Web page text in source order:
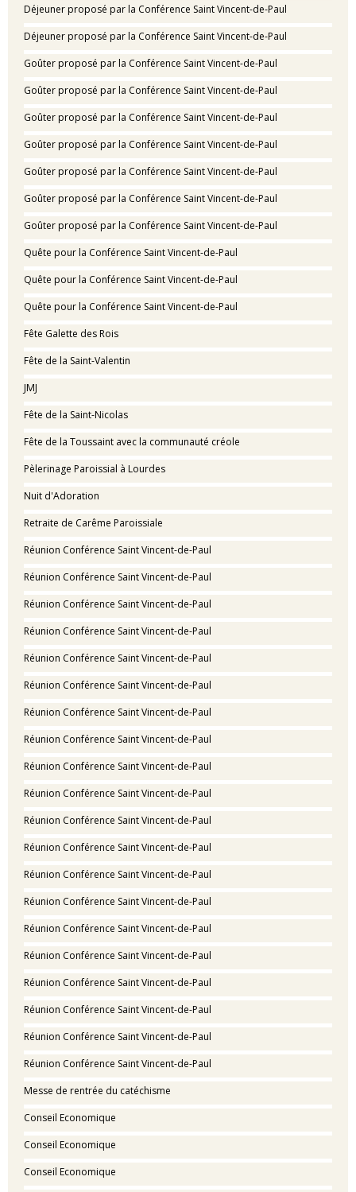
Déjeuner proposé par la Conférence Saint Vincent-de-Paul
Déjeuner proposé par la Conférence Saint Vincent-de-Paul
Goûter proposé par la Conférence Saint Vincent-de-Paul
Goûter proposé par la Conférence Saint Vincent-de-Paul
Goûter proposé par la Conférence Saint Vincent-de-Paul
Goûter proposé par la Conférence Saint Vincent-de-Paul
Goûter proposé par la Conférence Saint Vincent-de-Paul
Goûter proposé par la Conférence Saint Vincent-de-Paul
Goûter proposé par la Conférence Saint Vincent-de-Paul
Quête pour la Conférence Saint Vincent-de-Paul
Quête pour la Conférence Saint Vincent-de-Paul
Quête pour la Conférence Saint Vincent-de-Paul
Fête Galette des Rois
Fête de la Saint-Valentin
JMJ
Fête de la Saint-Nicolas
Fête de la Toussaint avec la communauté créole
Pèlerinage Paroissial à Lourdes
Nuit d'Adoration
Retraite de Carême Paroissiale
Réunion Conférence Saint Vincent-de-Paul
Réunion Conférence Saint Vincent-de-Paul
Réunion Conférence Saint Vincent-de-Paul
Réunion Conférence Saint Vincent-de-Paul
Réunion Conférence Saint Vincent-de-Paul
Réunion Conférence Saint Vincent-de-Paul
Réunion Conférence Saint Vincent-de-Paul
Réunion Conférence Saint Vincent-de-Paul
Réunion Conférence Saint Vincent-de-Paul
Réunion Conférence Saint Vincent-de-Paul
Réunion Conférence Saint Vincent-de-Paul
Réunion Conférence Saint Vincent-de-Paul
Réunion Conférence Saint Vincent-de-Paul
Réunion Conférence Saint Vincent-de-Paul
Réunion Conférence Saint Vincent-de-Paul
Réunion Conférence Saint Vincent-de-Paul
Réunion Conférence Saint Vincent-de-Paul
Réunion Conférence Saint Vincent-de-Paul
Réunion Conférence Saint Vincent-de-Paul
Réunion Conférence Saint Vincent-de-Paul
Messe de rentrée du catéchisme
Conseil Economique
Conseil Economique
Conseil Economique